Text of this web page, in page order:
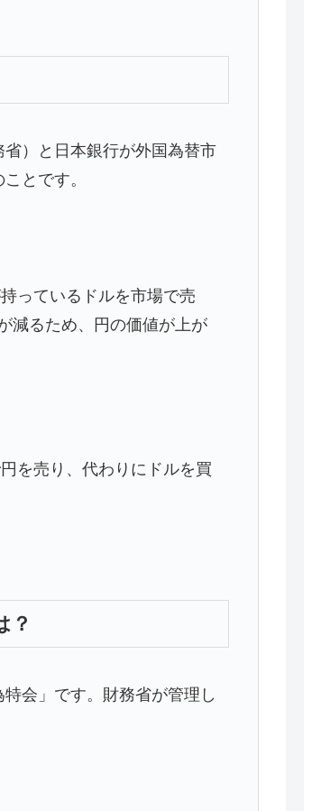
）と日本銀行が外国為替市
とです。
っているドルを市場で売
減るため、円の価値が上が
を売り、代わりにドルを買
？
会」です。 財務省が管理し